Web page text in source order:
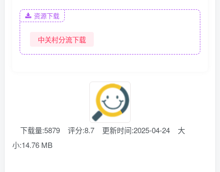
资源下载
中关村分流下载
下载量:5879 评分:8.7 更新时间:2025-04-24
大
小:14.76 MB